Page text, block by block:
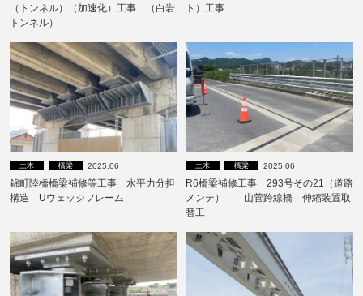
（トンネル）（加速化）工事 （白岩
トンネル）
ト）工事
土木 橋梁 2025.06
錦町陸橋橋梁補修等工事 水平力分担
構造 Uウェッジフレーム
土木 橋梁 2025.06
R6橋梁補修工事 293号その21（道路
メンテ） 山菅跨線橋 伸縮装置取
替工